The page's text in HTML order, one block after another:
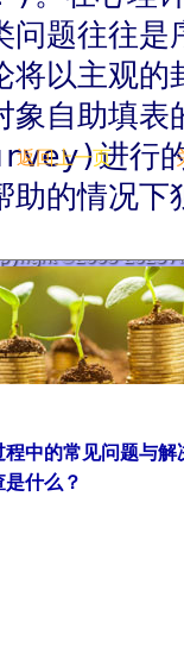
程中的常见问题与解
是什么？
返回上一页
隐私政策 调
©2008-2023
民共和国工业和信